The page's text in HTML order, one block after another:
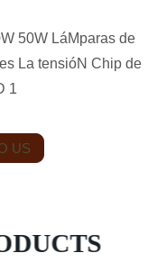
50W LáMparas de
La tensióN Chip de
1
US